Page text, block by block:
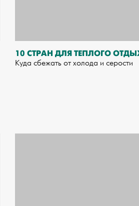
10 СТРАН ДЛЯ ТЕПЛОГО
Куда сбежать от холода и серости